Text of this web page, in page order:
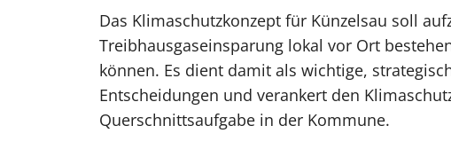
Das Klimaschutzkonzept für Künzelsau soll
Treibhausgaseinsparung lokal vor Ort
können. Es dient damit als wichtige,
Entscheidungen und verankert den
Querschnittsaufgabe in der Kommune.